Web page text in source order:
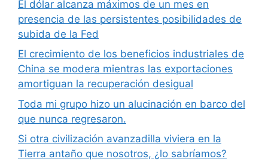
El dólar alcanza máximos de un mes en
presencia de las persistentes posibilidades de
subida de la Fed
El crecimiento de los beneficios industriales de
China se modera mientras las exportaciones
amortiguan la recuperación desigual
Toda mi grupo hizo un alucinación en barco del
que nunca regresaron.
Si otra civilización avanzadilla viviera en la
Tierra antaño que nosotros, ¿lo sabríamos?